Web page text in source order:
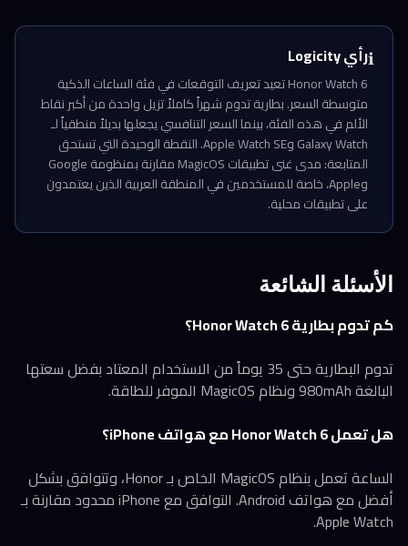
ℹ️رأي Logicity
Honor Watch 6 تعيد تعريف التوقعات في فئة الساعات الذكية
متوسطة السعر. بطارية تدوم شهراً كاملاً تزيل واحدة من أكبر نقاط
الألم في هذه الفئة، بينما السعر التنافسي يجعلها بديلاً منطقياً لـ
Galaxy Watch وApple Watch SE. النقطة الوحيدة التي تستحق
المتابعة: مدى غنى تطبيقات MagicOS مقارنة بمنظومة Google
وApple، خاصة للمستخدمين في المنطقة العربية الذين يعتمدون
على تطبيقات محلية.
الأسئلة الشائعة
كم تدوم بطارية Honor Watch 6؟
تدوم البطارية حتى 35 يوماً من الاستخدام المعتاد بفضل سعتها
البالغة 980mAh ونظام MagicOS الموفر للطاقة.
هل تعمل Honor Watch 6 مع هواتف iPhone؟
الساعة تعمل بنظام MagicOS الخاص بـ Honor، وتتوافق بشكل
أفضل مع هواتف Android. التوافق مع iPhone محدود مقارنة بـ
Apple Watch.